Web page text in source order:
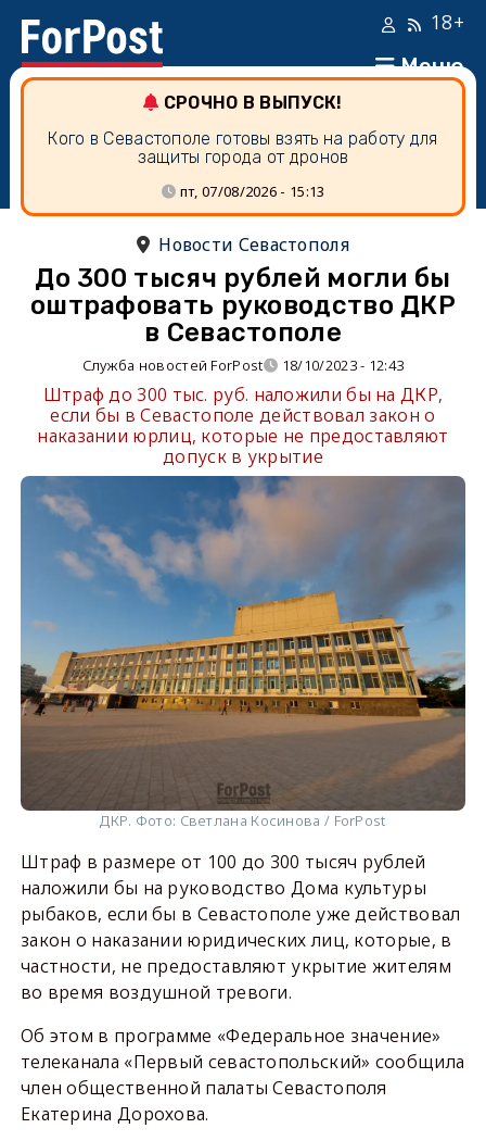
Меню
18+
СРОЧНО В ВЫПУСК!
Кого в Севастополе готовы взять на работу для
защиты города от дронов
пт, 07/08/2026 - 15:13
Новости Севастополя
До 300 тысяч рублей могли бы
оштрафовать руководство ДКР
в Севастополе
Служба новостей ForPost 18/10/2023 - 12:43
Штраф до 300 тыс. руб. наложили бы на ДКР,
если бы в Севастополе действовал закон о
наказании юрлиц, которые не предоставляют
допуск в укрытие
ДКР. Фото: Светлана Косинова / ForPost
Штраф в размере от 100 до 300 тысяч рублей
наложили бы на руководство Дома культуры
рыбаков, если бы в Севастополе уже действовал
закон о наказании юридических лиц, которые, в
частности, не предоставляют укрытие жителям
во время воздушной тревоги.
Об этом в программе «Федеральное значение»
телеканала «Первый севастопольский» сообщила
член общественной палаты Севастополя
Екатерина Дорохова.